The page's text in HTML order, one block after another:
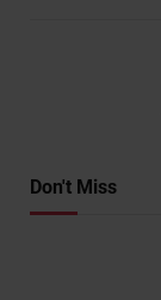
Don't Miss